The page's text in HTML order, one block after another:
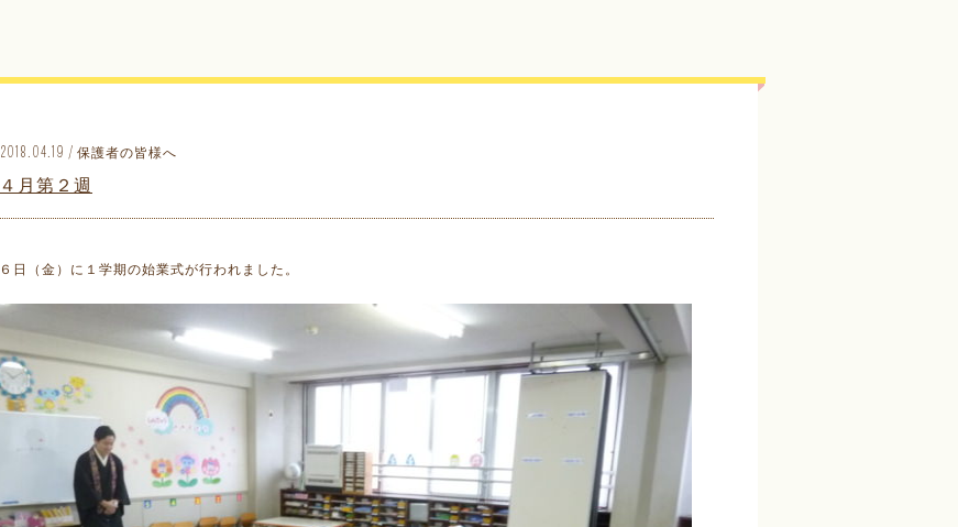
2018.04.19 / 保護者の皆様へ
４月第２週
６日（金）に１学期の始業式が行われました。